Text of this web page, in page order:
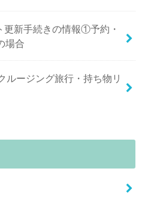
更新手続きの情報①予約・
場合
ルージング旅行・持ち物リ